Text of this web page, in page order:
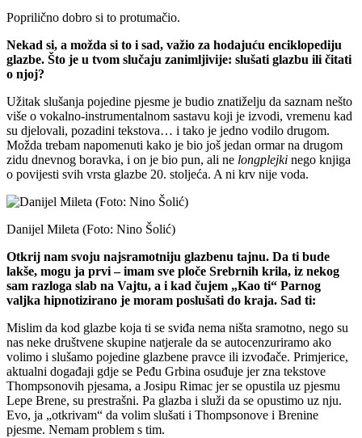
Poprilično dobro si to protumačio.
Nekad si, a možda si to i sad, važio za hodajuću enciklopediju
glazbe. Što je u tvom slučaju zanimljivije: slušati glazbu ili čitati
o njoj?
Užitak slušanja pojedine pjesme je budio znatiželju da saznam nešto
više o vokalno-instrumentalnom sastavu koji je izvodi, vremenu kad
su djelovali, pozadini tekstova… i tako je jedno vodilo drugom.
Možda trebam napomenuti kako je bio još jedan ormar na drugom
zidu dnevnog boravka, i on je bio pun, ali ne longplejki nego knjiga
o povijesti svih vrsta glazbe 20. stoljeća. A ni krv nije voda.
Danijel Mileta (Foto: Nino Šolić)
Otkrij nam svoju najsramotniju glazbenu tajnu. Da ti bude
lakše, mogu ja prvi – imam sve ploče Srebrnih krila, iz nekog
sam razloga slab na Vajtu, a i kad čujem „Kao ti“ Parnog
valjka hipnotizirano je moram poslušati do kraja. Sad ti:
Mislim da kod glazbe koja ti se sviđa nema ništa sramotno, nego su
nas neke društvene skupine natjerale da se autocenzuriramo ako
volimo i slušamo pojedine glazbene pravce ili izvođače. Primjerice,
aktualni događaji gdje se Peđu Grbina osuđuje jer zna tekstove
Thompsonovih pjesama, a Josipu Rimac jer se opustila uz pjesmu
Lepe Brene, su prestrašni. Pa glazba i služi da se opustimo uz nju.
Evo, ja „otkrivam“ da volim slušati i Thompsonove i Brenine
pjesme. Nemam problem s tim.